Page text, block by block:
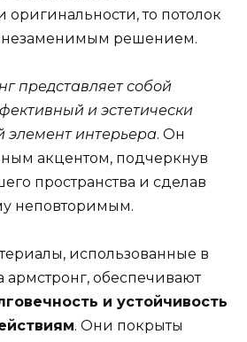
оригинальности, то потолок
незаменимым решением.
представляет собой
и эстетически
элемент интерьера. Он
акцентом, подчеркнув
пространства и сделав
неповторимым.
использованные в
армстронг, обеспечивают
и устойчивость
. Они покрыты